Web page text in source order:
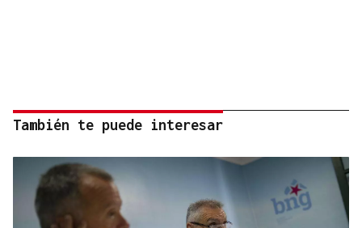
También te puede interesar